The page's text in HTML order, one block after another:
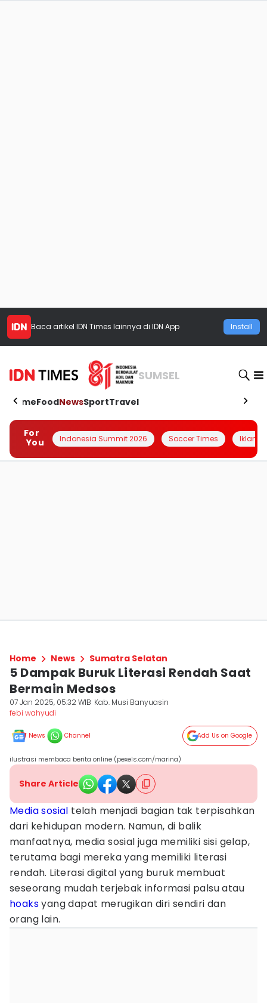
Baca artikel IDN Times lainnya di IDN App Install
SUMSEL
HomeFoodNewsSportTravel
For
You
Indonesia Summit 2026 Soccer Times Iklanin
Home News Sumatra Selatan
5 Dampak Buruk Literasi Rendah Saat
Bermain Medsos
07 Jan 2025, 05:32 WIB Kab. Musi Banyuasin
febi wahyudi
News Channel Add Us on Google
ilustrasi membaca berita online (pexels.com/marina)
Share Article
Media sosial telah menjadi bagian tak terpisahkan
dari kehidupan modern. Namun, di balik
manfaatnya, media sosial juga memiliki sisi gelap,
terutama bagi mereka yang memiliki literasi
rendah. Literasi digital yang buruk membuat
seseorang mudah terjebak informasi palsu atau
hoaksyang dapat merugikan diri sendiri dan
orang lain.